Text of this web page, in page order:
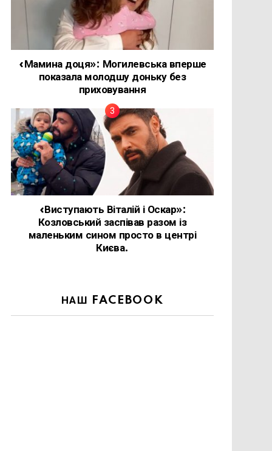
«Мамина доця»: Могилевська вперше
показала молодшу доньку без
приховування
«Виступають Віталій і Оскар»:
Козловський заспівав разом із
маленьким сином просто в центрі
Києва.
НАШ FACEBOOK